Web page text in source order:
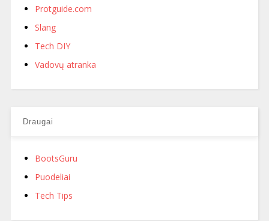
Protguide.com
Slang
Tech DIY
Vadovų atranka
Draugai
BootsGuru
Puodeliai
Tech Tips